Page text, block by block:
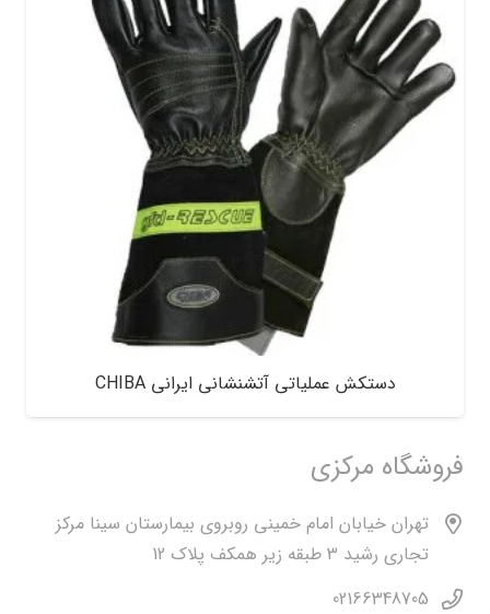
دستکش عملیاتی آتشنشانی ایرانی CHIBA
فروشگاه مرکزی
تهران خیابان امام خمینی روبروی بیمارستان سینا مرکز
تجاری رشید 3 طبقه زیر همکف پلاک 12
02166348705